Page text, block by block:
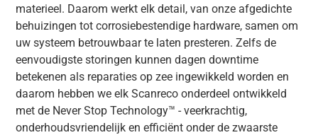
materieel. Daarom werkt elk detail, van onze afgedichte
behuizingen tot corrosiebestendige hardware, samen om
uw systeem betrouwbaar te laten presteren. Zelfs de
eenvoudigste storingen kunnen dagen downtime
betekenen als reparaties op zee ingewikkeld worden en
daarom hebben we elk Scanreco onderdeel ontwikkeld
met de Never Stop Technology™ - veerkrachtig,
onderhoudsvriendelijk en efficiënt onder de zwaarste